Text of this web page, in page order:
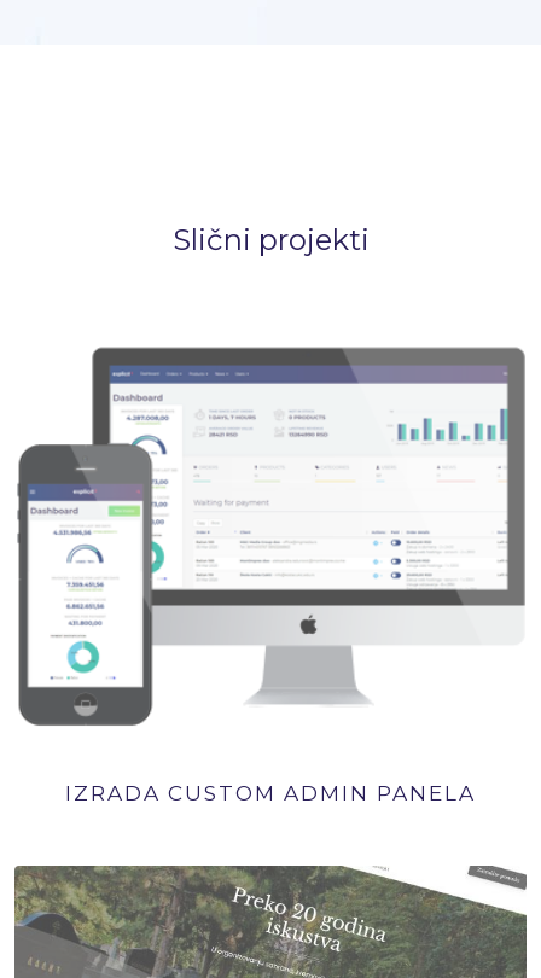
Slični projekti
IZRADA CUSTOM ADMIN PANELA